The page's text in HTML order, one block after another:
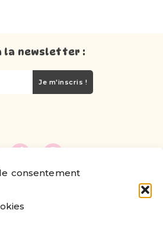
consentement
la newsletter :
Je m'inscris !